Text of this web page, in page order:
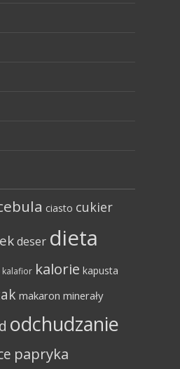
ciasto cukier
deser dieta
kalafior kalorie kapusta
makaron minerały
odchudzanie
papryka